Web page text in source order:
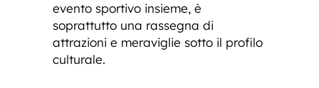
evento sportivo insieme, è
soprattutto una rassegna di
attrazioni e meraviglie sotto il profilo
culturale.